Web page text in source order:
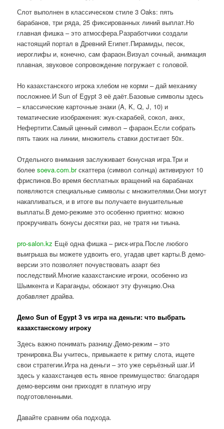
Слот выполнен в классическом стиле 3 Oaks: пять
барабанов, три ряда, 25 фиксированных линий выплат.Но
главная фишка – это атмосфера.Разработчики создали
настоящий портал в Древний Египет.Пирамиды, песок,
иероглифы и, конечно, сам фараон.Визуал сочный, анимация
плавная, звуковое сопровождение погружает с головой.
Но казахстанского игрока хлебом не корми – дай механику
посложнее.И Sun of Egypt 3 её даёт.Базовые символы здесь
– классические карточные знаки (A, K, Q, J, 10) и
тематические изображения: жук-скарабей, сокол, анкх,
Нефертити.Самый ценный символ – фараон.Если собрать
пять таких на линии, множитель ставки достигает 50x.
Отдельного внимания заслуживает бонусная игра.Три и
болееsoeva.com.brскаттера (символ солнца) активируют 10
фриспинов.Во время бесплатных вращений на барабанах
появляются специальные символы с множителями.Они могут
накапливаться, и в итоге вы получаете внушительные
выплаты.В демо-режиме это особенно приятно: можно
прокручивать бонусы десятки раз, не тратя ни тиына.
pro-salon.kz Ещё одна фишка – риск-игра.После любого
выигрыша вы можете удвоить его, угадав цвет карты.В демо-
версии это позволяет почувствовать азарт без
последствий.Многие казахстанские игроки, особенно из
Шымкента и Караганды, обожают эту функцию.Она
добавляет драйва.
Демо Sun of Egypt 3 vs игра на деньги: что выбрать
казахстанскому игроку
Здесь важно понимать разницу.Демо-режим – это
тренировка.Вы учитесь, привыкаете к ритму слота, ищете
свои стратегии.Игра на деньги – это уже серьёзный шаг.И
здесь у казахстанцев есть явное преимущество: благодаря
демо-версиям они приходят в платную игру
подготовленными.
Давайте сравним оба подхода.